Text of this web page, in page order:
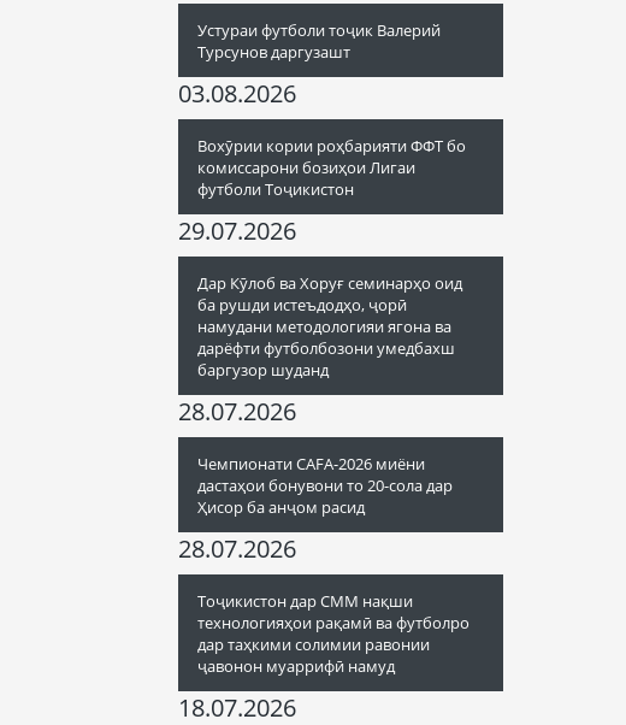
Устураи футболи тоҷик Валерий
Турсунов даргузашт
03.08.2026
Вохӯрии кории роҳбарияти ФФТ бо
комиссарони бозиҳои Лигаи
футболи Тоҷикистон
29.07.2026
Дар Кӯлоб ва Хоруғ семинарҳо оид
ба рушди истеъдодҳо, ҷорӣ
намудани методологияи ягона ва
дарёфти футболбозони умедбахш
баргузор шуданд
28.07.2026
Чемпионати CAFA-2026 миёни
дастаҳои бонувони то 20-сола дар
Ҳисор ба анҷом расид
28.07.2026
Тоҷикистон дар СММ нақши
технологияҳои рақамӣ ва футболро
дар таҳкими солимии равонии
ҷавонон муаррифӣ намуд
18.07.2026